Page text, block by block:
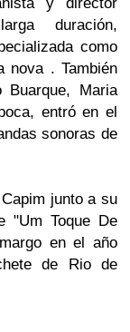
duración,
como
nova . También
Buarque, Maria
entró en el
sonoras de
junto a su
"Um Toque De
en el año
de Rio de